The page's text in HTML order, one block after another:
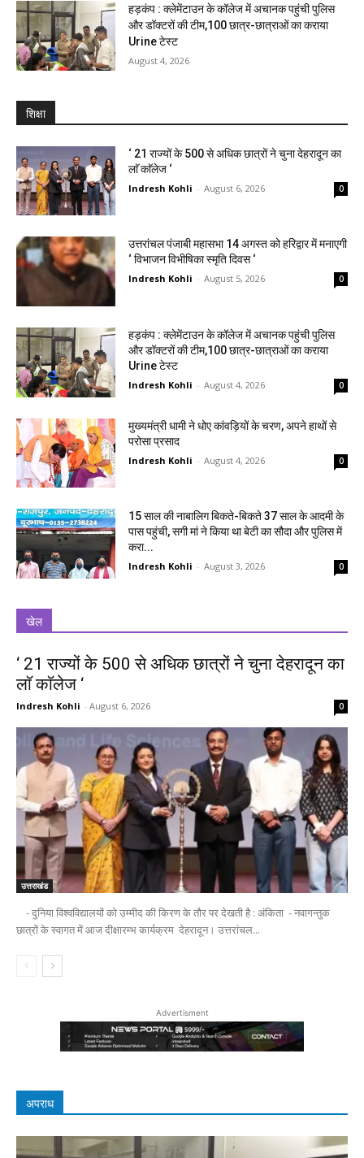
हड़कंप : क्लेमेंटाउन के कॉलेज में अचानक पहुंची पुलिस
और डॉक्टरों की टीम,100 छात्र-छात्राओं का कराया
Urine टेस्ट
August 4, 2026
शिक्षा
‘ 21 राज्यों के 500 से अधिक छात्रों ने चुना देहरादून का
लाॅ काॅलेज ‘
Indresh Kohli - August 6, 2026 0
उत्तरांचल पंजाबी महासभा 14 अगस्त को हरिद्वार में मनाएगी
‘ विभाजन विभीषिका स्मृति दिवस ‘
Indresh Kohli - August 5, 2026 0
हड़कंप : क्लेमेंटाउन के कॉलेज में अचानक पहुंची पुलिस
और डॉक्टरों की टीम,100 छात्र-छात्राओं का कराया
Urine टेस्ट
Indresh Kohli - August 4, 2026 0
मुख्यमंत्री धामी ने धोए कांवड़ियों के चरण, अपने हाथों से
परोसा प्रसाद
Indresh Kohli - August 4, 2026 0
15 साल की नाबालिग बिकते-बिकते 37 साल के आदमी के
पास पहुंची, सगी मां ने किया था बेटी का सौदा और पुलिस में
करा...
Indresh Kohli - August 3, 2026 0
खेल
‘ 21 राज्यों के 500 से अधिक छात्रों ने चुना देहरादून का
लाॅ काॅलेज ‘
Indresh Kohli - August 6, 2026 0
उत्तराखंड
- दुनिया विश्वविद्यालयों को उम्मीद की किरण के तौर पर देखती है : अंकिता - नवागन्तुक
छात्रों के स्वागत में आज दीक्षारम्भ कार्यक्रम देहरादून। उत्तरांचल...
Advertisment
अपराध